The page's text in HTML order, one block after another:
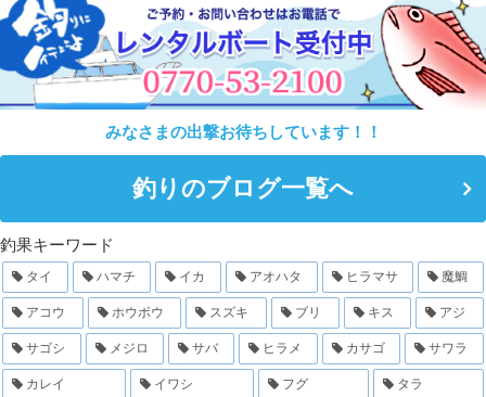
みなさまの出撃お待ちしています！！
釣りのブログ一覧へ
釣果キーワード
タイ ハマチ イカ アオハタ ヒラマサ 魔鯛
アコウ ホウボウ スズキ ブリ キス アジ
サゴシ メジロ サバ ヒラメ カサゴ サワラ
カレイ イワシ フグ タラ